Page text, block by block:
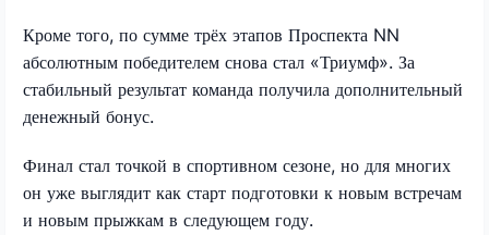
Кроме того, по сумме трёх этапов Проспекта NN
абсолютным победителем снова стал «Триумф». За
стабильный результат команда получила дополнительный
денежный бонус.
Финал стал точкой в спортивном сезоне, но для многих
он уже выглядит как старт подготовки к новым встречам
и новым прыжкам в следующем году.